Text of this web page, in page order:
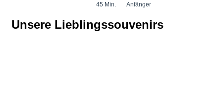
45 Min. Anfänger
Unsere Lieblingssouvenirs